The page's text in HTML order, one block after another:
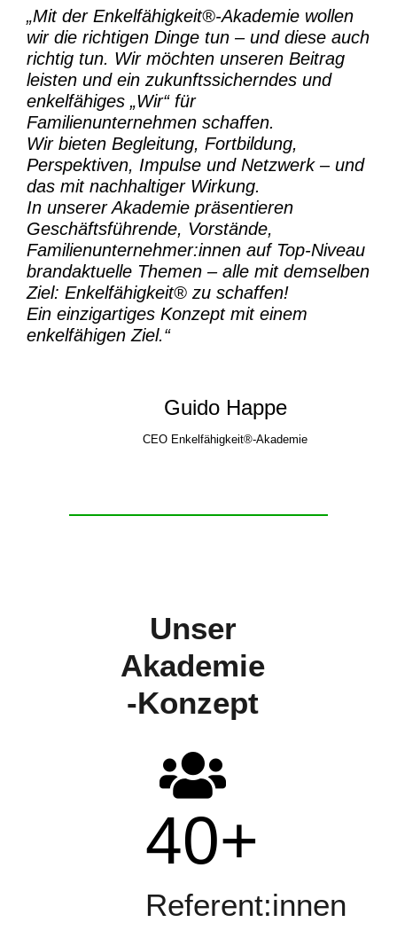
„Mit der Enkelfähigkeit®-Akademiewollen
wir die richtigen Dinge tun – und diese auch
richtig tun. Wir möchten unseren Beitrag
leisten und ein zukunftssicherndes und
enkelfähiges „Wir“ für
Familienunternehmen schaffen.
Wir bieten Begleitung, Fortbildung,
Perspektiven, Impulse und Netzwerk – und
das mit nachhaltiger Wirkung.
In unserer Akademie präsentieren
Geschäftsführende, Vorstände,
Familienunternehmer:innen auf Top-Niveau
brandaktuelle Themen – alle mit demselben
Ziel: Enkelfähigkeit® zu schaffen!
Ein einzigartiges Konzept mit einem
enkelfähigen Ziel.“
Guido Happe
CEO Enkelfähigkeit®-Akademie
Unser
Akademie
-Konzept
40+
Referent:innen